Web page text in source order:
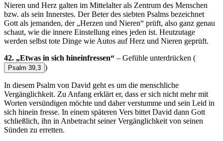
Nieren und Herz galten im Mittelalter als Zentrum des Menschen
bzw. als sein Innerstes. Der Beter des siebten Psalms bezeichnet
Gott als jemanden, der „Herzen und Nieren“ prüft, also ganz genau
schaut, wie die innere Einstellung eines jeden ist. Heutzutage
werden selbst tote Dinge wie Autos auf Herz und Nieren geprüft.
42. „Etwas in sich hineinfressen“ – Gefühle unterdrücken (
Psalm 39,3 )
In diesem Psalm von David geht es um die menschliche
Vergänglichkeit. Zu Anfang erklärt er, dass er sich nicht mehr mit
Worten versündigen möchte und daher verstumme und sein Leid in
sich hinein fresse. In einem späteren Vers bittet David dann Gott
schließlich, ihn in Anbetracht seiner Vergänglichkeit von seinen
Sünden zu erretten.